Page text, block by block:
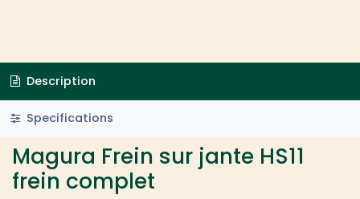
Description
Specifications
Magura Frein sur jante HS11
frein complet